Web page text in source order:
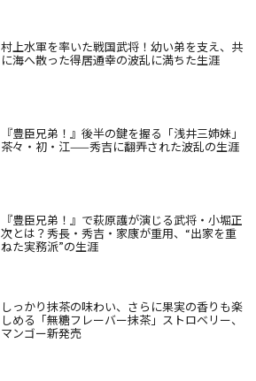
村上水軍を率いた戦国武将！幼い弟を支え、共
に海へ散った得居通幸の波乱に満ちた生涯
『豊臣兄弟！』後半の鍵を握る「浅井三姉妹」
茶々・初・江——秀吉に翻弄された波乱の生涯
『豊臣兄弟！』で萩原護が演じる武将・小堀正
次とは？秀長・秀吉・家康が重用、“出家を重
ねた実務派”の生涯
しっかり抹茶の味わい、さらに果実の香りも楽
しめる「無糖フレーバー抹茶」ストロベリー、
マンゴー新発売